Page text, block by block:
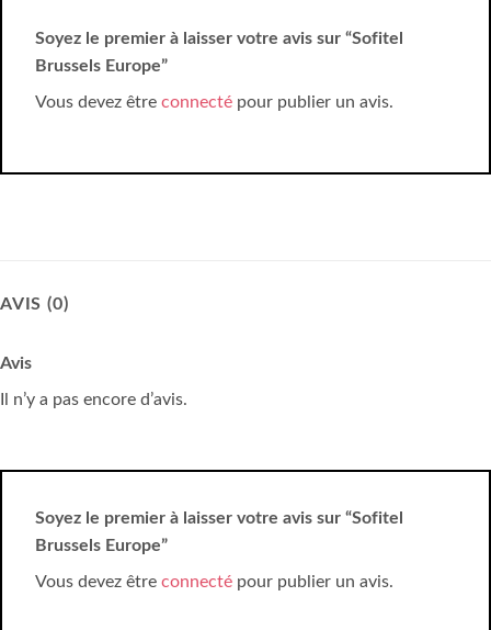
Soyez le premier à laisser votre avis sur “Sofitel
Brussels Europe”
Vous devez être connecté pour publier un avis.
AVIS (0)
Avis
Il n’y a pas encore d’avis.
Soyez le premier à laisser votre avis sur “Sofitel
Brussels Europe”
Vous devez être connecté pour publier un avis.